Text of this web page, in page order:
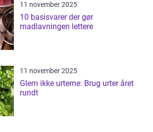
11 november 2025
10 basisvarer der gør
madlavningen lettere
11 november 2025
Glem ikke urterne: Brug urter året
rundt